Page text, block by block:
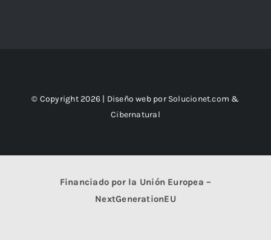
© Copyright 2026 | Diseño web por Solucionet.com &
Cibernatural
Financiado por la Unión Europea –
NextGenerationEU